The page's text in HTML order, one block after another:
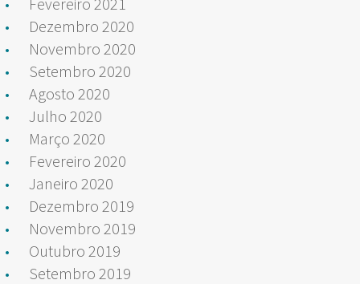
Dezembro 2020
Novembro 2020
Setembro 2020
Agosto 2020
Julho 2020
Março 2020
Fevereiro 2020
Janeiro 2020
Dezembro 2019
Novembro 2019
Outubro 2019
Setembro 2019